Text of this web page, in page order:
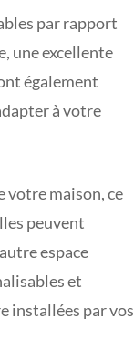
par rapport
une excellente
également
à votre
votre maison, ce
peuvent
espace
et
installées par vos